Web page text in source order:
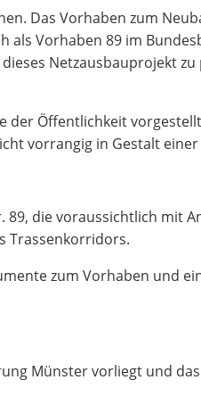
Das Vorhaben zum
Vorhaben 89 im
Netzausbauprojekt
Öffentlichkeit
vorrangig in Gestalt
die voraussichtlich mit
Trassenkorridors.
zum Vorhaben und
Münster vorliegt und